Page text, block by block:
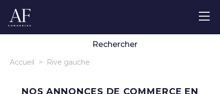
Rechercher
Localisation
Accueil > Rive gauche
NOS ANNONCES DE COMMERCE EN